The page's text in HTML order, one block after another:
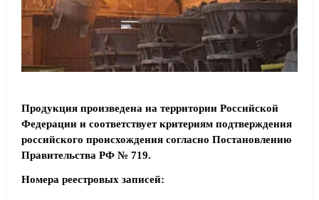
Продукция произведена на территории Российской
Федерации и соответствует критериям подтверждения
российского происхождения согласно Постановлению
Правительства РФ № 719.
Номера реестровых записей: